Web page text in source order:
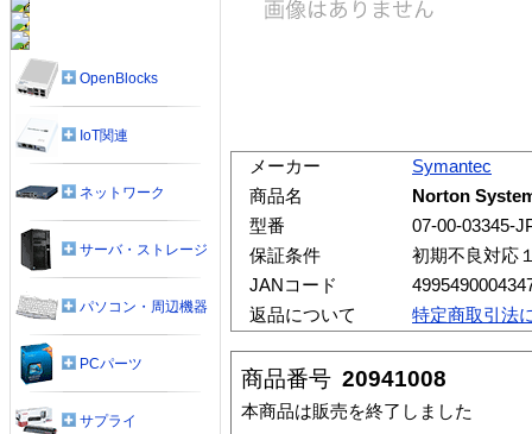
メーカー
Symantec
商品名
Norton
型番
07-00-03345-
保証条件
初期不良対応
JANコード
返品について
特定商取引法
商品番号 20941008
本商品は販売を終了しました
OpenBlocks
IoT関連
ネットワーク
サーバ・ストレージ
パソコン・周辺機器
PCパーツ
サプライ